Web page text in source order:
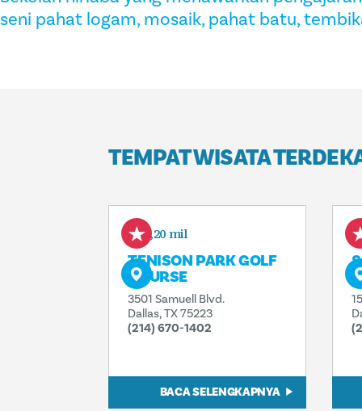
seni pahat logam, mosaik, pahat batu,
TEMPAT WISATA
1,20 mil
TENISON PARK GOLF
COURSE
3501 Samuell Blvd.
Dallas, TX 75223
(214) 670-1402
BACA SELENGKAPNYA